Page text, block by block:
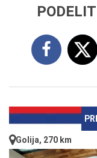
Golija, 270 km